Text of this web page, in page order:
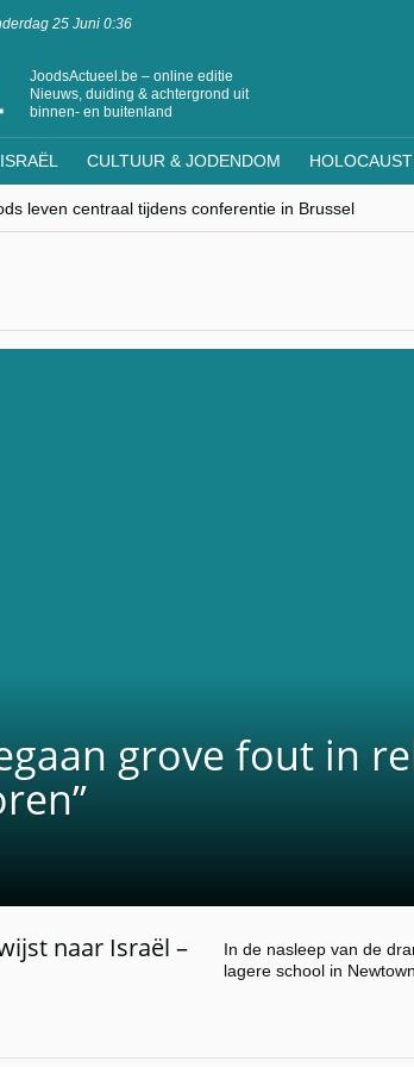
25 Juni 0:36
JoodsActueel.be – online editie
Nieuws, duiding & achtergrond uit
binnen- en buitenland
ISRAËL CULTUUR & JODENDOM HOLOCAUST
leven centraal tijdens conferentie in Brussel
Westen minderheden begrijpt”, Jinnih Beels
van Oost-Europa
met Mishpacha voor kosher travel en
grove fout in
naar Israël –
In de nasleep van de
lagere school in